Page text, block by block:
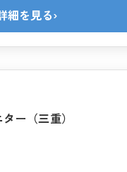
細を見る›
ー（三重）